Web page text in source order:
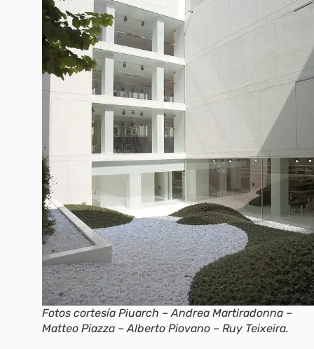
Fotos cortesía Piuarch – Andrea Martiradonna –
Matteo Piazza – Alberto Piovano – Ruy Teixeira.